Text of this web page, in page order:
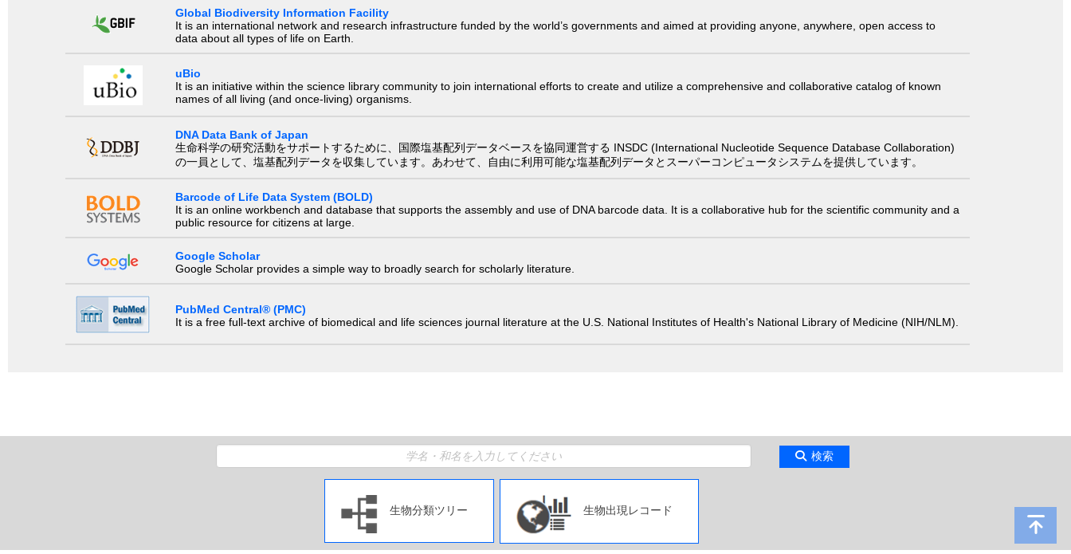
Global Biodiversity Information Facility
It is an international network and research infrastructure funded by the world’s governments and aimed at providing anyone, anywhere, open access to
data about all types of life on Earth.
uBio
It is an initiative within the science library community to join international efforts to create and utilize a comprehensive and collaborative catalog of known
names of all living (and once-living) organisms.
DNA Data Bank of Japan
生命科学の研究活動をサポートするために、国際塩基配列データベースを協同運営する INSDC (International Nucleotide Sequence Database Collaboration)
の一員として、塩基配列データを収集しています。あわせて、自由に利用可能な塩基配列データとスーパーコンピュータシステムを提供しています。
Barcode of Life Data System (BOLD)
It is an online workbench and database that supports the assembly and use of DNA barcode data. It is a collaborative hub for the scientific community and a
public resource for citizens at large.
Google Scholar
Google Scholar provides a simple way to broadly search for scholarly literature.
PubMed Central® (PMC)
It is a free full-text archive of biomedical and life sciences journal literature at the U.S. National Institutes of Health's National Library of Medicine (NIH/NLM).
検索
生物分類ツリー 生物出現レコード